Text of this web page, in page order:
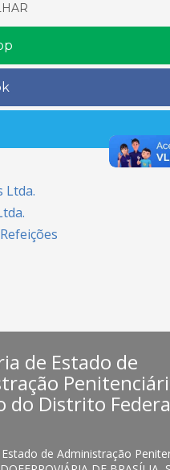
Ltda.
de Estado de
do Distrito
de Administração